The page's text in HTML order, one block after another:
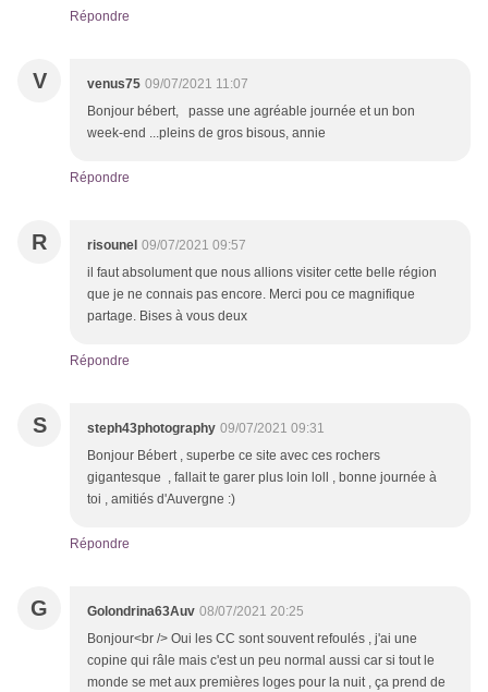
Répondre
V venus75 09/07/2021 11:07
Bonjour bébert, passe une agréable journée et un bon
week-end ...pleins de gros bisous, annie
Répondre
R risounel 09/07/2021 09:57
il faut absolument que nous allions visiter cette belle région
que je ne connais pas encore. Merci pou ce magnifique
partage. Bises à vous deux
Répondre
S steph43photography 09/07/2021 09:31
Bonjour Bébert , superbe ce site avec ces rochers
gigantesque , fallait te garer plus loin loll , bonne journée à
toi , amitiés d'Auvergne :)
Répondre
G Golondrina63Auv 08/07/2021 20:25
Bonjour<br /> Oui les CC sont souvent refoulés , j'ai une
copine qui râle mais c'est un peu normal aussi car si tout le
monde se met aux premières loges pour la nuit , ça prend de